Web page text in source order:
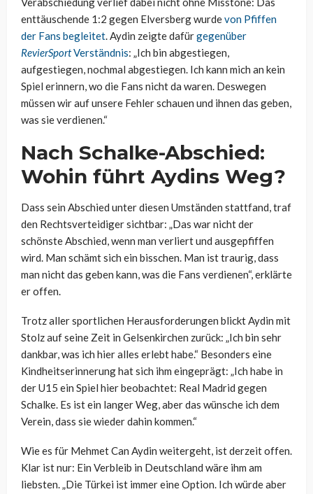
enttäuschende 1:2 gegen Elversberg wurdevon Pfiffen
der Fans begleitet. Aydin zeigte dafürgegenüber
RevierSportVerständnis: „Ich bin abgestiegen,
aufgestiegen, nochmal abgestiegen. Ich kann mich an kein
Spiel erinnern, wo die Fans nicht da waren. Deswegen
müssen wir auf unsere Fehler schauen und ihnen das geben,
was sie verdienen.“
Nach Schalke-Abschied:
Wohin führt Aydins Weg?
Dass sein Abschied unter diesen Umständen stattfand, traf
den Rechtsverteidiger sichtbar: „Das war nicht der
schönste Abschied, wenn man verliert und ausgepfiffen
wird. Man schämt sich ein bisschen. Man ist traurig, dass
man nicht das geben kann, was die Fans verdienen“, erklärte
er offen.
Trotz aller sportlichen Herausforderungen blickt Aydin mit
Stolz auf seine Zeit in Gelsenkirchen zurück: „Ich bin sehr
dankbar, was ich hier alles erlebt habe.“ Besonders eine
Kindheitserinnerung hat sich ihm eingeprägt: „Ich habe in
der U15 ein Spiel hier beobachtet: Real Madrid gegen
Schalke. Es ist ein langer Weg, aber das wünsche ich dem
Verein, dass sie wieder dahin kommen.“
Wie es für Mehmet Can Aydin weitergeht, ist derzeit offen.
Klar ist nur: Ein Verbleib in Deutschland wäre ihm am
liebsten. „Die Türkei ist immer eine Option. Ich würde aber